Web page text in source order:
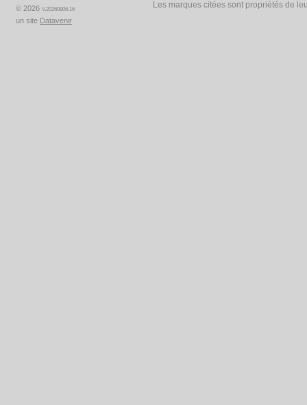
© 2026 V.20260806.16
un site Datavenir
Les marques citées sont propriétés de